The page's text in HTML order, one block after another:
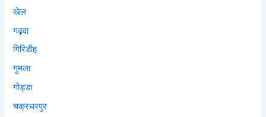
खेल
गढ़वा
गिरिडीह
गुमला
गोड्डा
चक्रधरपुर